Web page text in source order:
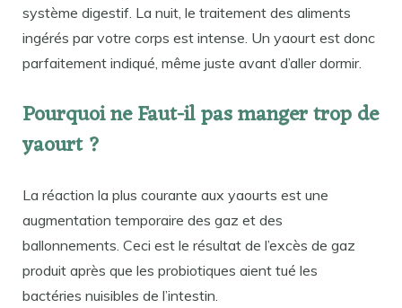
système digestif. La nuit, le traitement des aliments
ingérés par votre corps est intense. Un yaourt est donc
parfaitement indiqué, même juste avant d’aller dormir.
Pourquoi ne Faut-il pas manger trop de
yaourt ?
La réaction la plus courante aux yaourts est une
augmentation temporaire des gaz et des
ballonnements. Ceci est le résultat de l’excès de gaz
produit après que les probiotiques aient tué les
bactéries nuisibles de l’intestin.